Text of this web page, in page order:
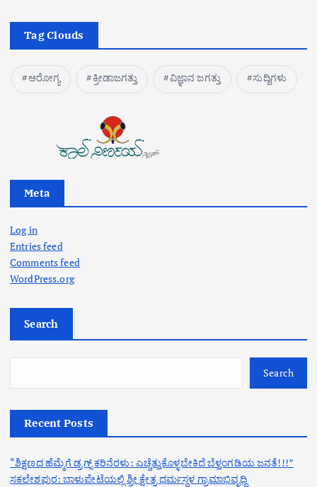
Tag Clouds
ಆರೋಗ್ಯ ಕ್ರೀಡಾಜಗತ್ತು ವಿಜ್ಞಾನ ಜಗತ್ತು ಸುದ್ದಿಗಳು
Meta
Log in
Entries feed
Comments feed
WordPress.org
Search
Search
Recent Posts
“ಶಿಕ್ಷಣದ ಹೆಮ್ಮೆಗೆ ಡ್ರಗ್ಸ್ ಕರಿನೆರಳು: ಎಚ್ಚೆತ್ತುಕೊಳ್ಳಬೇಕಿದೆ ಬೆಳ್ತಂಗಡಿಯ ಜನತೆ!!!”
ಸಕಲೇಶಪುರ: ಬಾಳುಪೇಟೆಯಲ್ಲಿ ಶ್ರೀ ಕ್ಷೇತ್ರ ಧರ್ಮಸ್ಥಳ ಗ್ರಾಮಾಭಿವೃದ್ಧಿ